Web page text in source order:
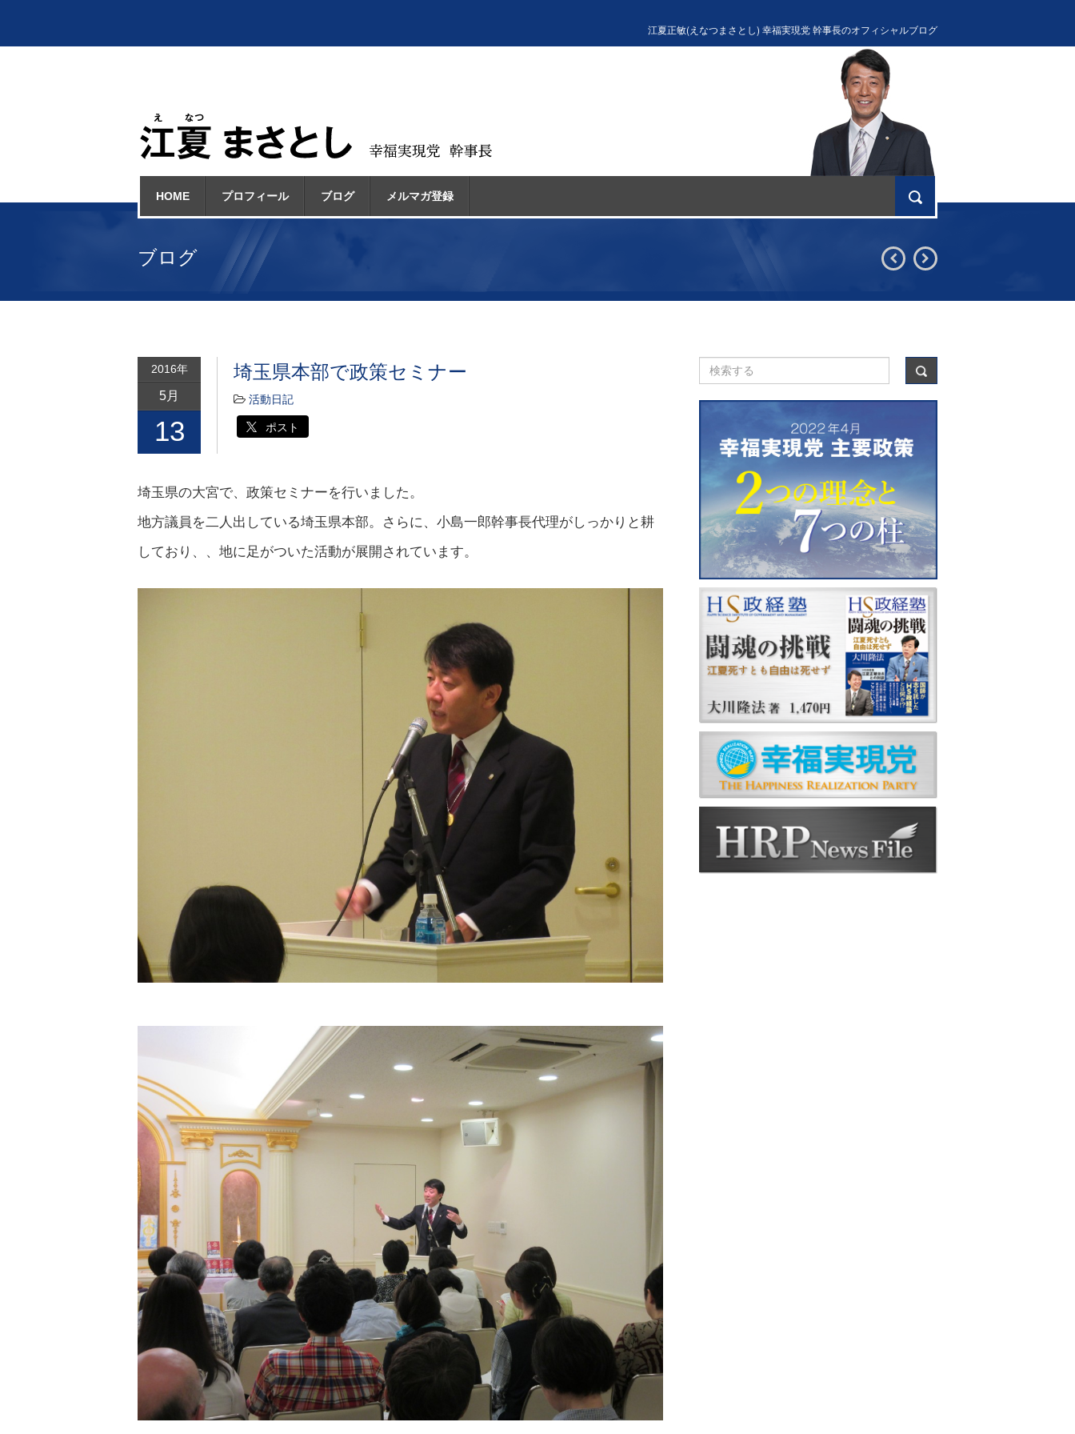
江夏正敏(えなつまさとし) 幸福実現党 幹事長のオフィシャルブログ
HOME プロフィール ブログ メルマガ登録
ブログ
2016年
5月
13
埼玉県本部で政策セミナー
活動日記
ポスト
埼玉県の大宮で、政策セミナーを行いました。
地方議員を二人出している埼玉県本部。さらに、小島一郎幹事長代理がしっかりと耕
しており、、地に足がついた活動が展開されています。